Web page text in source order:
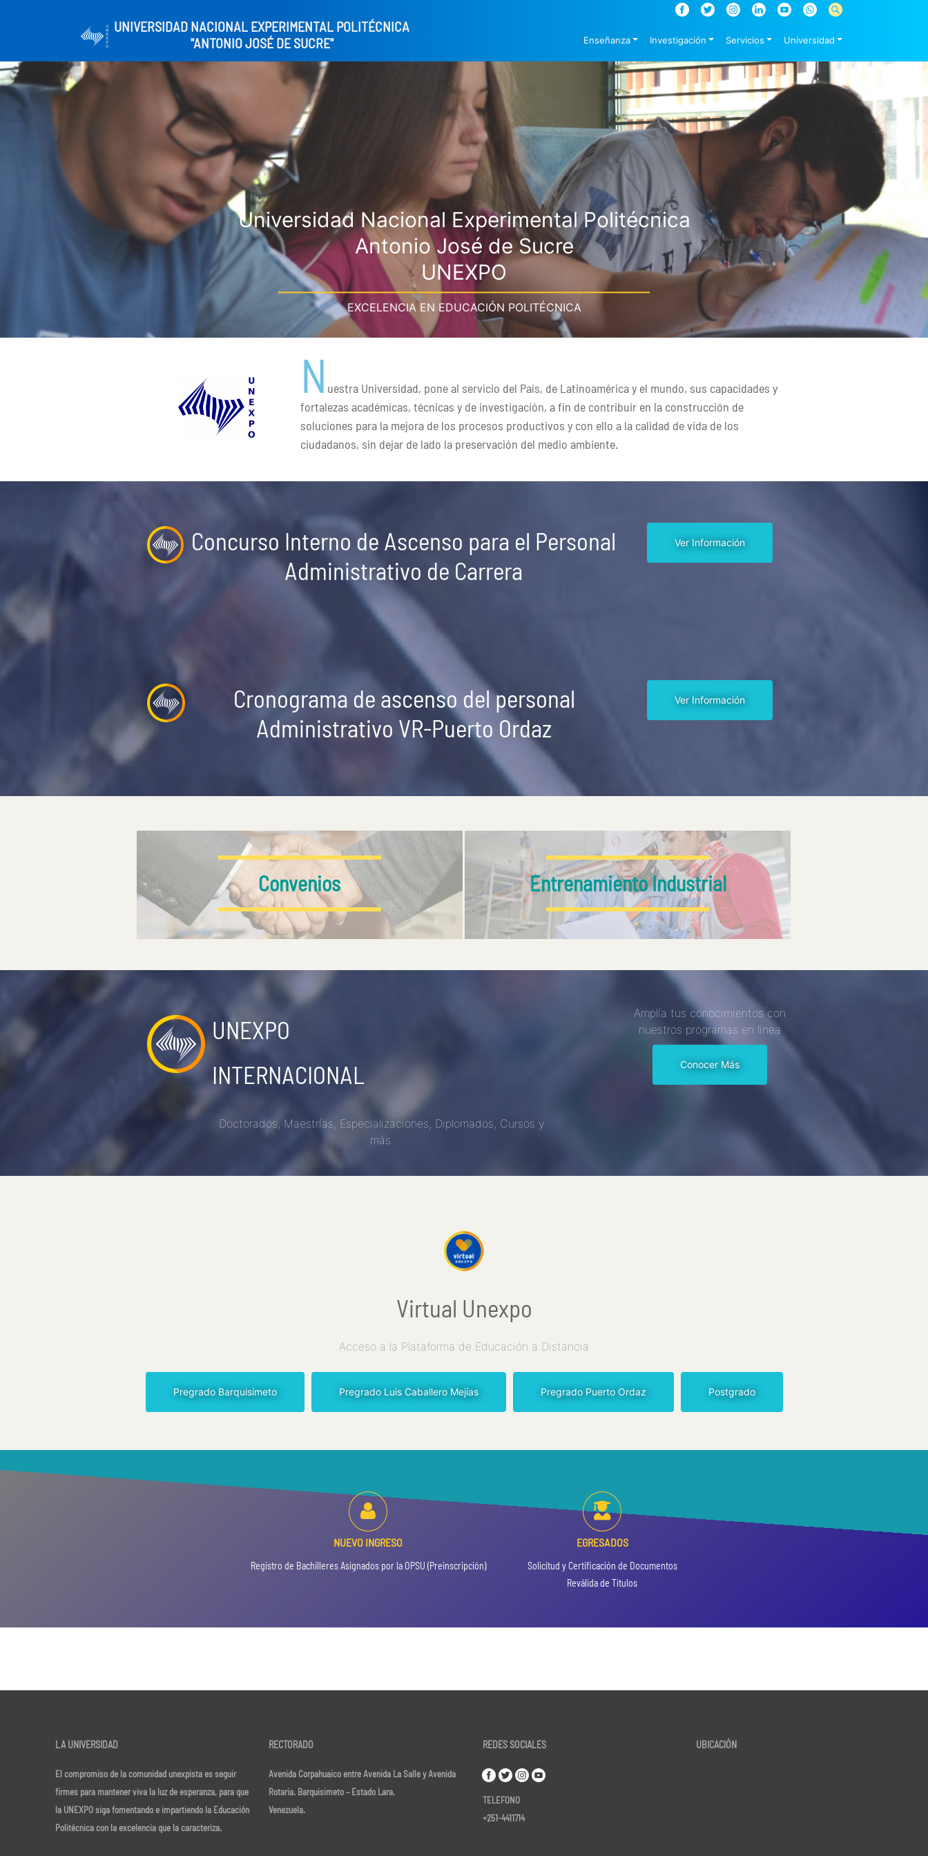
UNIVERSIDAD NACIONAL EXPERIMENTAL POLITÉCNICA
"ANTONIO JOSÉ DE SUCRE"
Enseñanza Investigación Servicios Universidad
Universidad Nacional Experimental Politécnica
Antonio José de Sucre
UNEXPO
EXCELENCIA EN EDUCACIÓN POLITÉCNICA
N uestra Universidad, pone al servicio del País, de Latinoamérica y el mundo, sus capacidades y
fortalezas académicas, técnicas y de investigación, a fin de contribuir en la construcción de
soluciones para la mejora de los procesos productivos y con ello a la calidad de vida de los
ciudadanos, sin dejar de lado la preservación del medio ambiente.
Concurso Interno de Ascenso para el Personal
Administrativo de Carrera
Ver Información
Cronograma de ascenso del personal
Administrativo VR-Puerto Ordaz
Ver Información
Convenios Entrenamiento Industrial
UNEXPO
INTERNACIONAL
Doctorados, Maestrías, Especializaciones, Diplomados, Cursos y
más.
Amplía tus conocimientos con
nuestros programas en línea
Conocer Más
Virtual Unexpo
Acceso a la Plataforma de Educación a Distancia
Pregrado Barquisimeto Pregrado Luis Caballero Mejías Pregrado Puerto Ordaz Postgrado
NUEVO INGRESO
Registro de Bachilleres Asignados por la OPSU (Preinscripción)
EGRESADOS
Solicitud y Certificación de Documentos
Reválida de Títulos
LA UNIVERSIDAD
El compromiso de la comunidad unexpista es seguir
firmes para mantener viva la luz de esperanza, para que
la UNEXPO siga fomentando e impartiendo la Educación
Politécnica con la excelencia que la caracteriza.
RECTORADO
Avenida Corpahuaico entre Avenida La Salle y Avenida
Rotaria. Barquisimeto – Estado Lara.
Venezuela.
REDES SOCIALES
TELEFONO
+251-4411714
UBICACIÓN